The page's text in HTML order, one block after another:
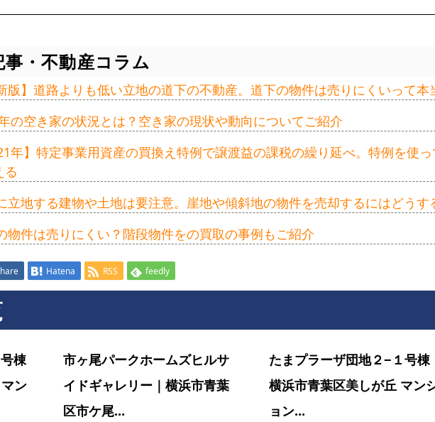
事・不動産コラム
版】道路よりも低い立地の道下の不動産。道下の物件は売りにくいって本
の空き家の状況とは？空き家の現状や動向についてご紹介
年】特定事業用資産の買換え特例で譲渡益の課税の繰り延べ。特例を使
る
立地する建物や土地は要注意。崖地や傾斜地の物件を売却するにはどうす
物件は売りにくい？階段物件をの買取の事例もご紹介
Hatena RSS feedly
棟
ン
市ヶ尾パークホームズヒルサ
イドギャレリー｜横浜市青葉
区市ケ尾...
たまプラーザ団地２−１号棟
横浜市青葉区美しが丘 マン
ョン...